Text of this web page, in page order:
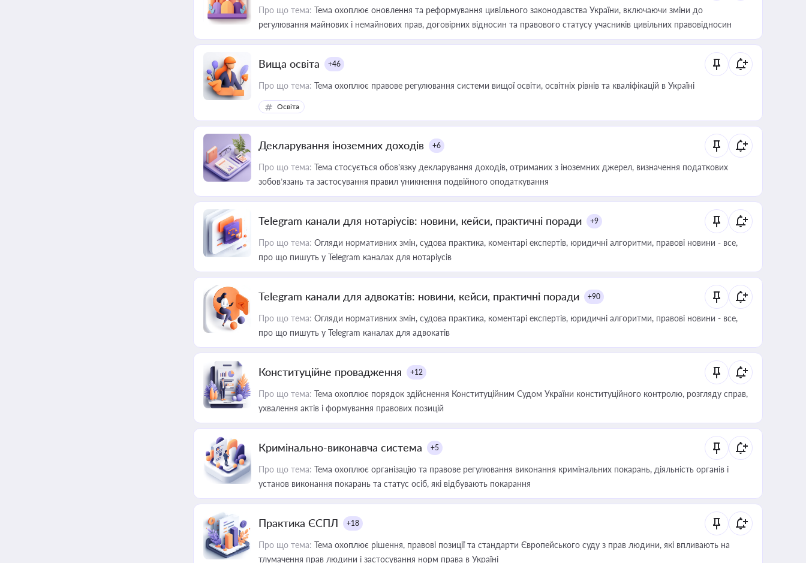
Про що тема: Тема охоплює оновлення та реформування цивільного законодавства України, включаючи зміни до
регулювання майнових і немайнових прав, договірних відносин та правового статусу учасників цивільних правовідносин
Вища освіта +46
Про що тема: Тема охоплює правове регулювання системи вищої освіти, освітніх рівнів та кваліфікацій в Україні
Освіта
Декларування іноземних доходів +6
Про що тема: Тема стосується обов’язку декларування доходів, отриманих з іноземних джерел, визначення податкових
зобов’язань та застосування правил уникнення подвійного оподаткування
Telegram канали для нотаріусів: новини, кейси, практичні поради +9
Про що тема: Огляди нормативних змін, судова практика, коментарі експертів, юридичні алгоритми, правові новини - все,
про що пишуть у Telegram каналах для нотаріусів
Telegram канали для адвокатів: новини, кейси, практичні поради +90
Про що тема: Огляди нормативних змін, судова практика, коментарі експертів, юридичні алгоритми, правові новини - все,
про що пишуть у Telegram каналах для адвокатів
Конституційне провадження +12
Про що тема: Тема охоплює порядок здійснення Конституційним Судом України конституційного контролю, розгляду справ,
ухвалення актів і формування правових позицій
Кримінально-виконавча система +5
Про що тема: Тема охоплює організацію та правове регулювання виконання кримінальних покарань, діяльність органів і
установ виконання покарань та статус осіб, які відбувають покарання
Практика ЄСПЛ +18
Про що тема: Тема охоплює рішення, правові позиції та стандарти Європейського суду з прав людини, які впливають на
тлумачення прав людини і застосування норм права в Україні